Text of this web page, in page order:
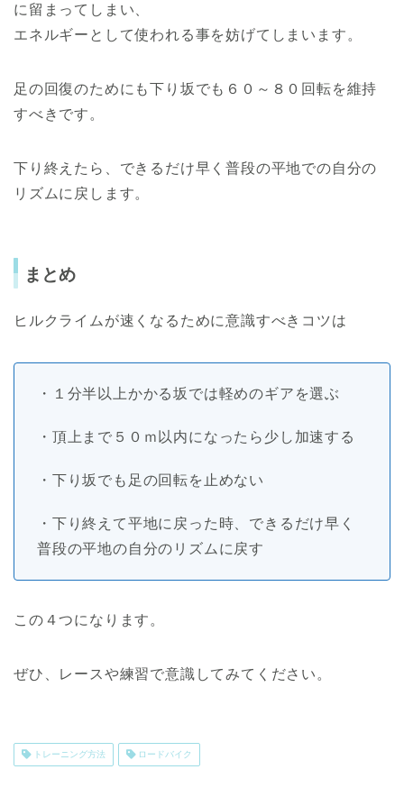
に留まってしまい、
エネルギーとして使われる事を妨げてしまいます。
足の回復のためにも下り坂でも６０～８０回転を維持
すべきです。
下り終えたら、できるだけ早く普段の平地での自分の
リズムに戻します。
まとめ
ヒルクライムが速くなるために意識すべきコツは
・１分半以上かかる坂では軽めのギアを選ぶ
・頂上まで５０ｍ以内になったら少し加速する
・下り坂でも足の回転を止めない
・下り終えて平地に戻った時、できるだけ早く
普段の平地の自分のリズムに戻す
この４つになります。
ぜひ、レースや練習で意識してみてください。
トレーニング方法 ロードバイク